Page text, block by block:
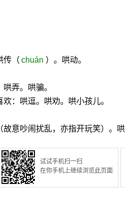
传（ chuán ）。哄动。
弄。哄骗。
：哄逗。哄劝。哄小孩儿。
意吵闹扰乱，亦指开玩笑）。
试试手机扫一扫
在你手机上继续浏览此页面